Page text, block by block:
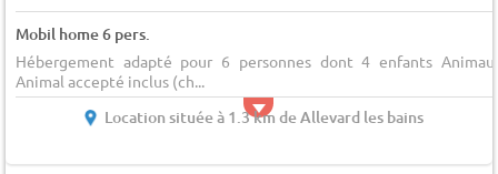
Mobil home 6 pers.
Hébergement adapté pour 6 personnes dont 4 enfants
Animal accepté inclus (ch...
Location située à 1.3 km de Allevard les bains